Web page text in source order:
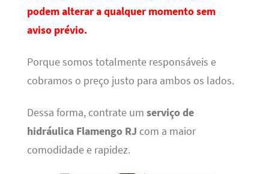
podem alterar a qualquer momento sem
aviso prévio.
Porque somos totalmente responsáveis e
cobramos o preço justo para ambos os lados.
Dessa forma, contrate um serviço de
hidráulicaFlamengo RJ com a maior
comodidade e rapidez.